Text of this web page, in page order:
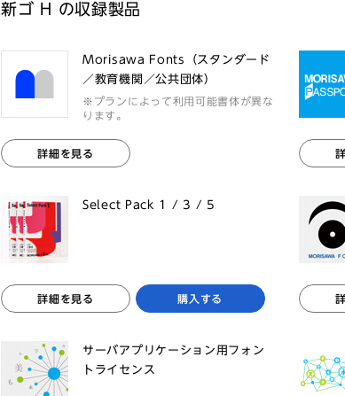
新ゴ H の収録製品
Morisawa Fonts（スタンダード
／教育機関／公共団体）
※プランによって利用可能書体が異な
ります。
詳細を見る
Select Pack 1 / 3 / 5
詳細を見る 購入する
サーバアプリケーション用フォン
トライセンス